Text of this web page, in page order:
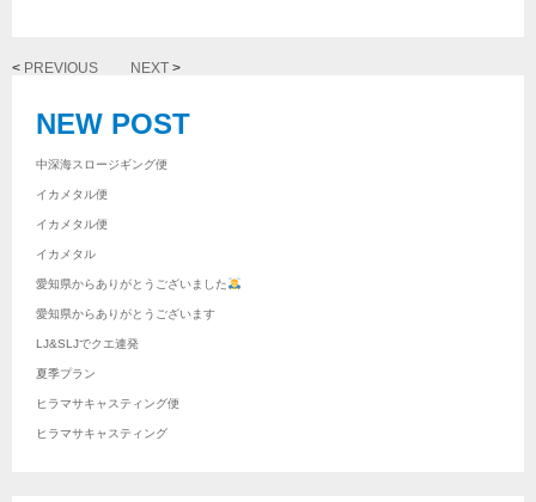
< PREVIOUS NEXT >
NEW POST
中深海スロージギング便
イカメタル便
イカメタル便
イカメタル
愛知県からありがとうございました
愛知県からありがとうございます
LJ&SLJでクエ連発
夏季プラン
ヒラマサキャスティング便
ヒラマサキャスティング